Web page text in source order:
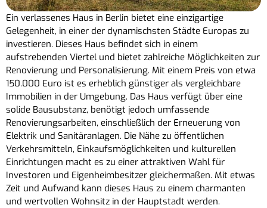
Ein verlassenes Haus in Berlin bietet eine einzigartige
Gelegenheit, in einer der dynamischsten Städte Europas zu
investieren. Dieses Haus befindet sich in einem
aufstrebenden Viertel und bietet zahlreiche Möglichkeiten zur
Renovierung und Personalisierung. Mit einem Preis von etwa
150.000 Euro ist es erheblich günstiger als vergleichbare
Immobilien in der Umgebung. Das Haus verfügt über eine
solide Bausubstanz, benötigt jedoch umfassende
Renovierungsarbeiten, einschließlich der Erneuerung von
Elektrik und Sanitäranlagen. Die Nähe zu öffentlichen
Verkehrsmitteln, Einkaufsmöglichkeiten und kulturellen
Einrichtungen macht es zu einer attraktiven Wahl für
Investoren und Eigenheimbesitzer gleichermaßen. Mit etwas
Zeit und Aufwand kann dieses Haus zu einem charmanten
und wertvollen Wohnsitz in der Hauptstadt werden.